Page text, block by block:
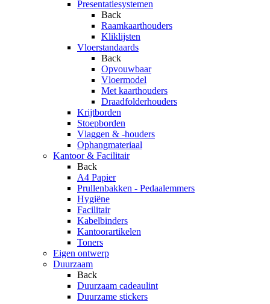
Presentatiesystemen
Back
Raamkaarthouders
Kliklijsten
Vloerstandaards
Back
Opvouwbaar
Vloermodel
Met kaarthouders
Draadfolderhouders
Krijtborden
Stoepborden
Vlaggen & -houders
Ophangmateriaal
Kantoor & Facilitair
Back
A4 Papier
Prullenbakken - Pedaalemmers
Hygiëne
Facilitair
Kabelbinders
Kantoorartikelen
Toners
Eigen ontwerp
Duurzaam
Back
Duurzaam cadeaulint
Duurzame stickers